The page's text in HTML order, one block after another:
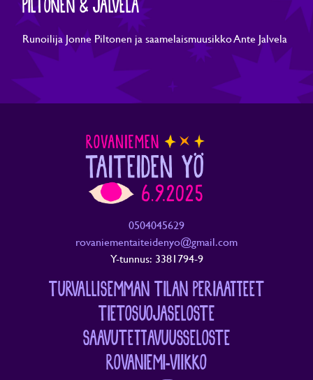
PILTONEN & JALVELA
Runoilija Jonne Piltonen ja saamelaismuusikko Ante Jalvela
0504045629
rovaniementaiteidenyo@gmail.com
Y-tunnus: 3381794-9
TURVALLISEMMAN TILAN PERIAATTEET
TIETOSUOJASELOSTE
SAAVUTETTAVUUSSELOSTE
ROVANIEMI-VIIKKO